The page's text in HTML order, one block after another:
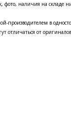
фото, наличия на складе
производителем в
отличаться от